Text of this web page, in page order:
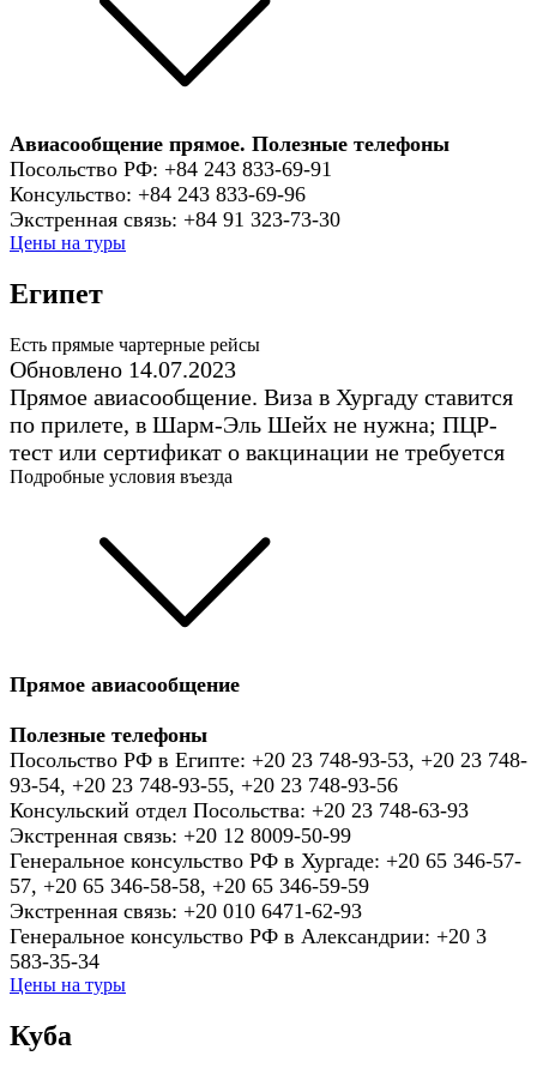
Авиасообщение прямое. Полезные телефоны
Посольство РФ: +84 243 833-69-91
Консульство: +84 243 833-69-96
Экстренная связь: +84 91 323-73-30
Цены на туры
Египет
Есть прямые чартерные рейсы
Обновлено 14.07.2023
Прямое авиасообщение. Виза в Хургаду ставится
по прилете, в Шарм-Эль Шейх не нужна; ПЦР-
тест или сертификат о вакцинации не требуется
Подробные условия въезда
Прямое авиасообщение
Полезные телефоны
Посольство РФ в Египте: +20 23 748-93-53, +20 23 748-
93-54, +20 23 748-93-55, +20 23 748-93-56
Консульский отдел Посольства: +20 23 748-63-93
Экстренная связь: +20 12 8009-50-99
Генеральное консульство РФ в Хургаде: +20 65 346-57-
57, +20 65 346-58-58, +20 65 346-59-59
Экстренная связь: +20 010 6471-62-93
Генеральное консульство РФ в Александрии: +20 3
583-35-34
Цены на туры
Куба